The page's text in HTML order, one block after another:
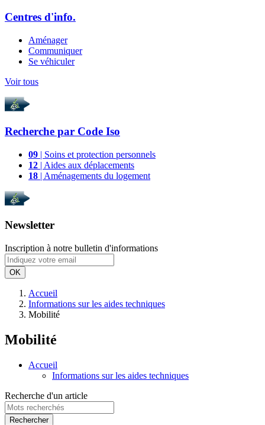
Centres d'info.
Aménager
Communiquer
Se véhiculer
Voir tous
Recherche par Code Iso
09 | Soins et protection personnels
12 | Aides aux déplacements
18 | Aménagements du logement
Newsletter
Inscription à notre bulletin d'informations
OK
Accueil
Informations sur les aides techniques
Mobilité
Mobilité
Accueil
Informations sur les aides techniques
Recherche d'un article